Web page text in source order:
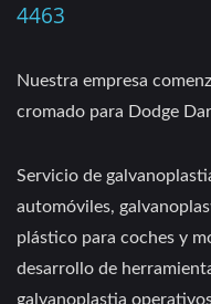
4463
Nuestra empresa
cromado para Dodge
Servicio de
automóviles,
plástico para coches y
desarrollo de
galvanoplastia